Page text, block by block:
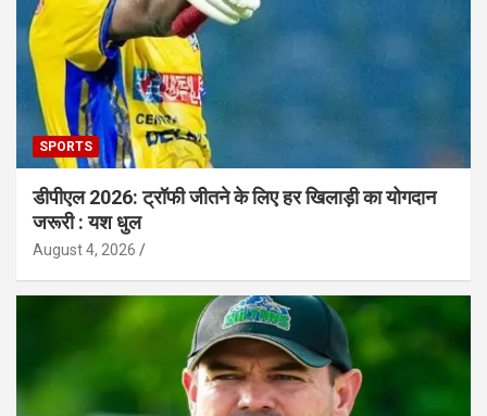
SPORTS
डीपीएल 2026: ट्रॉफी जीतने के लिए हर खिलाड़ी का योगदान
जरूरी : यश धुल
August 4, 2026